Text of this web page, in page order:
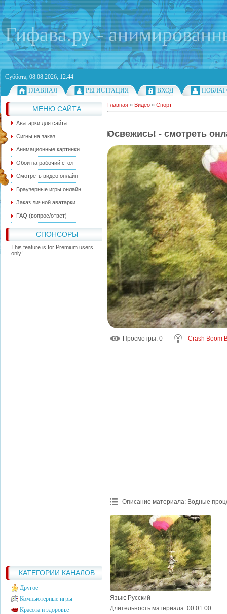
Гифава.ру -
Суббота, 08.08.2026, 12:44
ГЛАВНАЯ
РЕГИСТРАЦИЯ ВХОД
МЕНЮ САЙТА
Аватарки для сайта
Сигны на заказ
Анимационные картинки
Обои на рабочий стол
Смотреть видео онлайн
Браузерные игры онлайн
Заказ личной аватарки
FAQ (вопрос/ответ)
СПОНСОРЫ
This feature is for Premium users
only!
КАТЕГОРИИ КАНАЛОВ
Другое
Компьютерные игры
Красота и здоровье
Главная » Видео » Спорт
Освежись! - смотреть
Просмотры: 0 Crash Boom
Описание материала: Водные
Язык: Русский
Длительность материала: 00:01:00